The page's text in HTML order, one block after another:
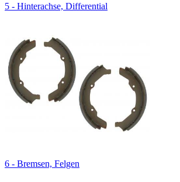
5 - Hinterachse, Differential
6 - Bremsen, Felgen